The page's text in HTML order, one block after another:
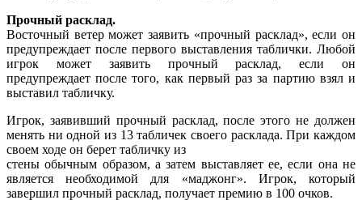
Прочный расклад.
Восточный ветер может заявить «прочный расклад», если он
предупреждает после первого выставления таблички. Любой
игрок может заявить прочный расклад, если он
предупреждает после того, как первый раз за партию взял и
выставил табличку.
Игрок, заявивший прочный расклад, после этого не должен
менять ни одной из 13 табличек своего расклада. При каждом
своем ходе он берет табличку из
стены обычным образом, а затем выставляет ее, если она не
является необходимой для «маджонг». Игрок, который
завершил прочный расклад, получает премию в 100 очков.